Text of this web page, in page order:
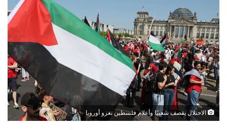
الاحتلال يقصف شعبيًا وأعلام فلسطين تغزو أوروبا